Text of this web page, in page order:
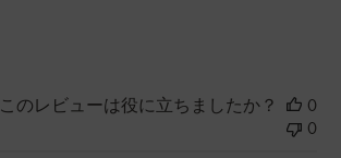
このレビューは役に立ちましたか？
0
0